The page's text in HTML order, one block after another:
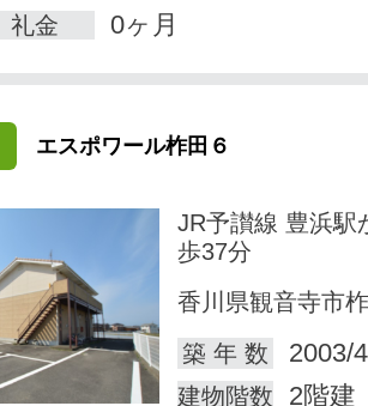
礼金 0ヶ月
エスポワール柞田６
JR予讃線 豊浜駅
歩37分
香川県観音寺市
築 年 数
2003/
建物階数 2階建